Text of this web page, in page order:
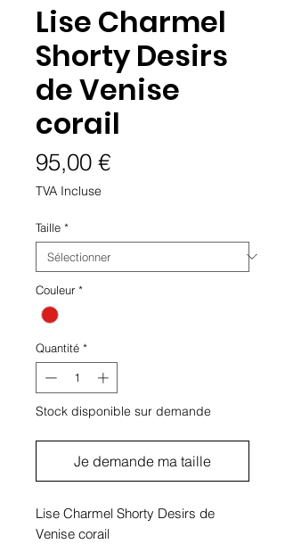
Lise Charmel
Shorty Desirs
de Venise
corail
95,00 €Prix
TVA Incluse
Taille *
Couleur *
Quantité *
Stock disponible sur demande
Je demande ma taille
Lise Charmel Shorty Desirs de
Venise corail